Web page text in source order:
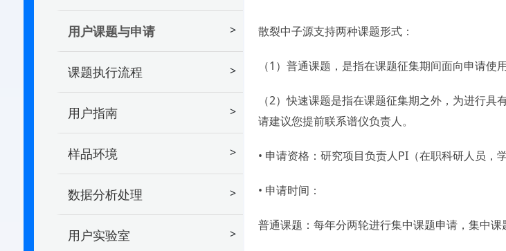
用户课题与申请 >
课题执行流程 >
用户指南 >
样品环境 >
数据分析处理 >
用户实验室 >
散裂中子源支持两种课题形式：
（1）普通课题，是指在课题征集期间面向申请使
（2）快速课题是指在课题征集期之外，为进行
请建议您提前联系谱仪负责人。
• 申请资格：研究项目负责人PI（在职科研人员，
• 申请时间：
普通课题：每年分两轮进行集中课题申请，集中课